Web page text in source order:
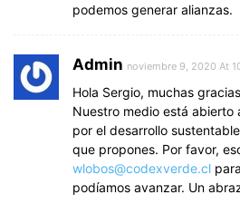
podemos generar alianzas.
Admin noviembre 9, 2020 At
Hola Sergio, muchas
Nuestro medio está abierto
por el desarrollo
que propones. Por favor,
wlobos@codexverde.cl
podíamos avanzar. Un